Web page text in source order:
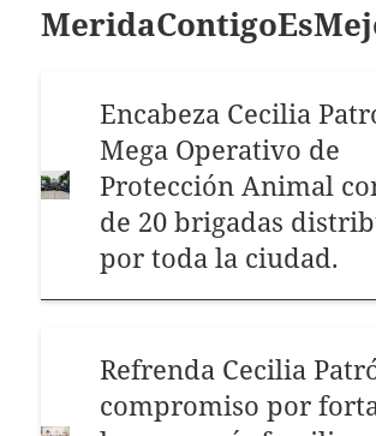
Encabeza Cecilia
Mega Operativo de
Protección Animal
de 20 brigadas
por toda la ciudad.
Refrenda Cecilia
compromiso por